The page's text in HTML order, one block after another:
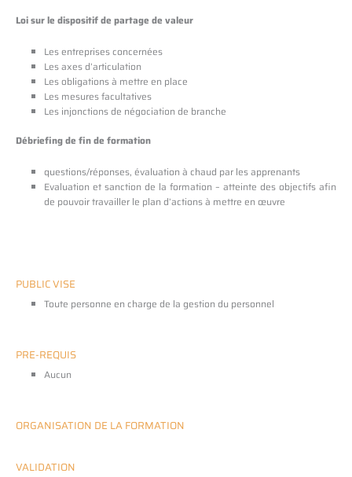
Loi sur le dispositif de partage de valeur
Les entreprises concernées
Les axes d’articulation
Les obligations à mettre en place
Les mesures facultatives
Les injonctions de négociation de branche
Débriefing de fin de formation
questions/réponses, évaluation à chaud par les apprenants
Evaluation et sanction de la formation – atteinte des objectifs afin
de pouvoir travailler le plan d’actions à mettre en œuvre
PUBLIC VISE
Toute personne en charge de la gestion du personnel
PRE-REQUIS
Aucun
ORGANISATION DE LA FORMATION
VALIDATION